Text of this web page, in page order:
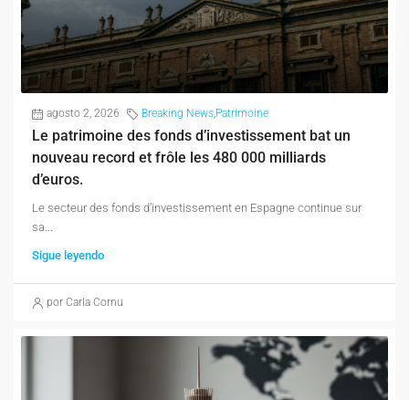
agosto 2, 2026 Breaking News,Patrimoine
Le patrimoine des fonds d’investissement bat un
nouveau record et frôle les 480 000 milliards
d’euros.
Le secteur des fonds d’investissement en Espagne continue sur
sa...
Sigue leyendo
por Carla Cornu